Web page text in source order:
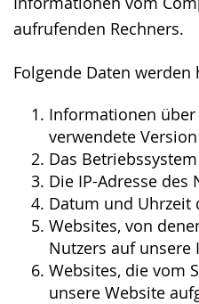
aufrufenden Rechners.
Folgende Daten
Informationen
verwendete Version
Das
Die IP-Adresse des
Datum und Uhrzeit
Websites, von
Nutzers auf unsere
Websites, die vom
unsere Website